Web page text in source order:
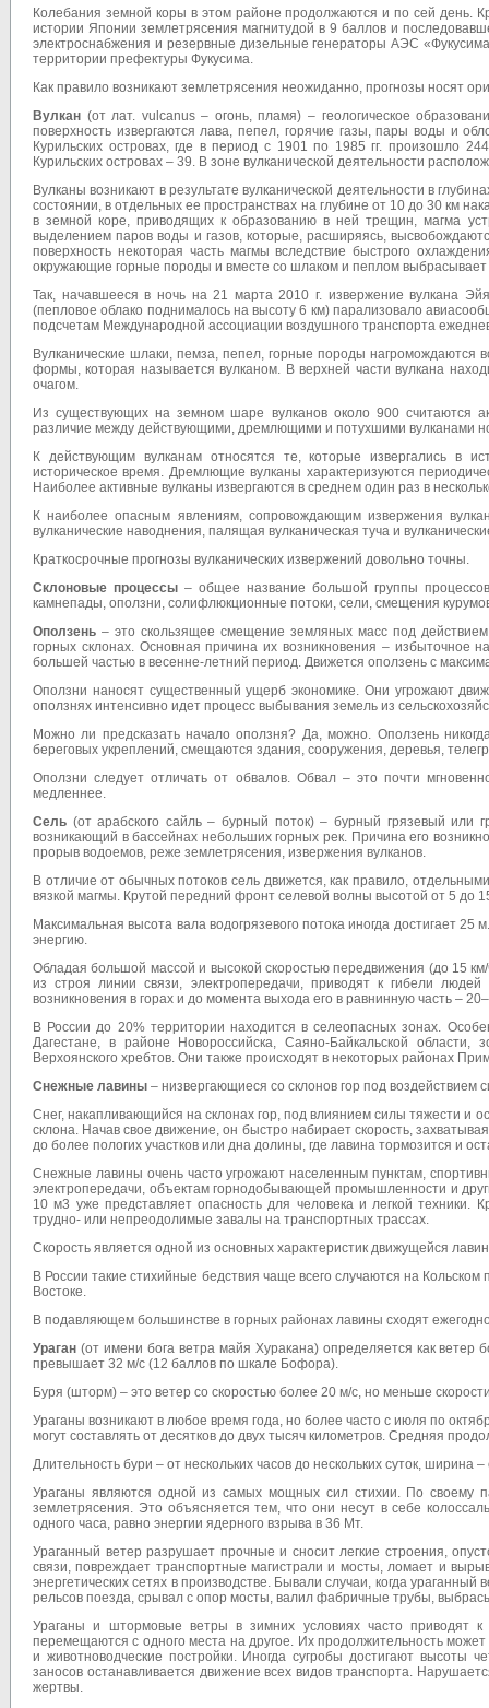
Колебания земной коры в этом районе продолжаются и по сей день.
истории Японии землетрясения магнитудой в 9 баллов и
электроснабжения и резервные дизельные генераторы АЭС
территории префектуры Фукусима.
Как правило возникают землетрясения неожиданно, прогнозы носят
Вулкан (от лат. vulcanus – огонь, пламя) – геологическое
поверхность извергаются лава, пепел, горячие газы, пары воды и
Курильских островах, где в период с 1901 по 1985 гг. произошло
Курильских островах – 39. В зоне вулканической деятельности
Вулканы возникают в результате вулканической деятельности в
состоянии, в отдельных ее пространствах на глубине от 10 до 30 км
в земной коре, приводящих к образованию в ней трещин, магма
выделением паров воды и газов, которые, расширяясь,
поверхность некоторая часть магмы вследствие быстрого
окружающие горные породы и вместе со шлаком и пеплом
Так, начавшееся в ночь на 21 марта 2010 г. извержение вулкана
(пепловое облако поднималось на высоту 6 км) парализовало
подсчетам Международной ассоциации воздушного транспорта
Вулканические шлаки, пемза, пепел, горные породы нагромождаются
формы, которая называется вулканом. В верхней части вулкана
очагом.
Из существующих на земном шаре вулканов около 900 считаются
различие между действующими, дремлющими и потухшими вулканами
К действующим вулканам относятся те, которые извергались в
историческое время. Дремлющие вулканы характеризуются
Наиболее активные вулканы извергаются в среднем один раз в
К наиболее опасным явлениям, сопровождающим извержения
вулканические наводнения, палящая вулканическая туча и
Краткосрочные прогнозы вулканических извержений довольно точны.
Склоновые процессы – общее название большой группы
камнепады, оползни, солифлюкционные потоки, сели, смещения
Оползень – это скользящее смещение земляных масс под
горных склонах. Основная причина их возникновения –
большей частью в весенне-летний период. Движется оползень с
Оползни наносят существенный ущерб экономике. Они угрожают
оползнях интенсивно идет процесс выбывания земель из
Можно ли предсказать начало оползня? Да, можно. Оползень
береговых укреплений, смещаются здания, сооружения, деревья,
Оползни следует отличать от обвалов. Обвал – это почти
медленнее.
Сель (от арабского сайль – бурный поток) – бурный грязевый или
возникающий в бассейнах небольших горных рек. Причина его
прорыв водоемов, реже землетрясения, извержения вулканов.
В отличие от обычных потоков сель движется, как правило,
вязкой магмы. Крутой передний фронт селевой волны высотой от 5 до
Максимальная высота вала водогрязевого потока иногда достигает
энергию.
Обладая большой массой и высокой скоростью передвижения (до 15
из строя линии связи, электропередачи, приводят к гибели
возникновения в горах и до момента выхода его в равнинную часть –
В России до 20% территории находится в селеопасных зонах.
Дагестане, в районе Новороссийска, Саяно-Байкальской
Верхоянского хребтов. Они также происходят в некоторых районах
Снежные лавины – низвергающиеся со склонов гор под
Снег, накапливающийся на склонах гор, под влиянием силы тяжести и
склона. Начав свое движение, он быстро набирает скорость,
до более пологих участков или дна долины, где лавина тормозится и
Снежные лавины очень часто угрожают населенным пунктам,
электропередачи, объектам горнодобывающей промышленности и
10 м3 уже представляет опасность для человека и легкой
трудно- или непреодолимые завалы на транспортных трассах.
Скорость является одной из основных характеристик движущейся
В России такие стихийные бедствия чаще всего случаются на
Востоке.
В подавляющем большинстве в горных районах лавины сходят
Ураган (от имени бога ветра майя Хуракана) определяется как ветер
превышает 32 м/с (12 баллов по шкале Бофора).
Буря (шторм) – это ветер со скоростью более 20 м/с, но меньше
Ураганы возникают в любое время года, но более часто с июля по
могут составлять от десятков до двух тысяч километров. Средняя
Длительность бури – от нескольких часов до нескольких суток, ширина
Ураганы являются одной из самых мощных сил стихии. По своему
землетрясения. Это объясняется тем, что они несут в себе
одного часа, равно энергии ядерного взрыва в 36 Мт.
Ураганный ветер разрушает прочные и сносит легкие строения,
связи, повреждает транспортные магистрали и мосты, ломает и
энер­гетических сетях в производстве. Бывали случаи, когда
рельсов поезда, срывал с опор мосты, валил фабричные трубы,
Ураганы и штормовые ветры в зимних условиях часто приводят
перемещаются с одного места на другое. Их продолжительность
и животноводческие постройки. Иногда сугробы достигают
заносов останавливается движение всех видов транспорта.
жертвы.